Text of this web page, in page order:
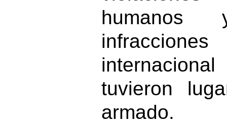
tuvieron
armado.